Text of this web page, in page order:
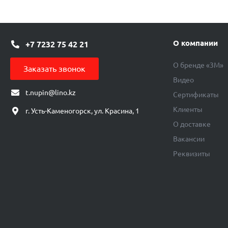
+7 7232 75 42 21
Заказать звонок
t.nupin@lino.kz
г. Усть-Каменогорск, ул. Красина, 1
О компании
О бренде «3М»
Видео
Сертификаты
Клиенты
О доставке
Вакансии
Реквизиты